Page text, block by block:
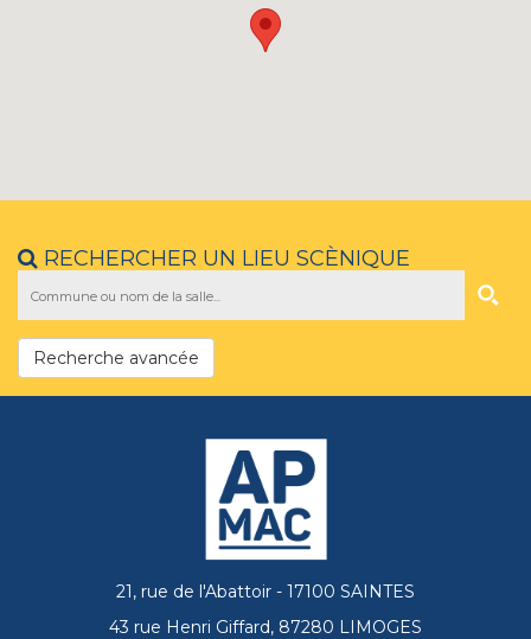
RECHERCHER UN LIEU SCÈNIQUE
Recherche avancée
21, rue de l'Abattoir - 17100 SAINTES
43 rue Henri Giffard, 87280 LIMOGES